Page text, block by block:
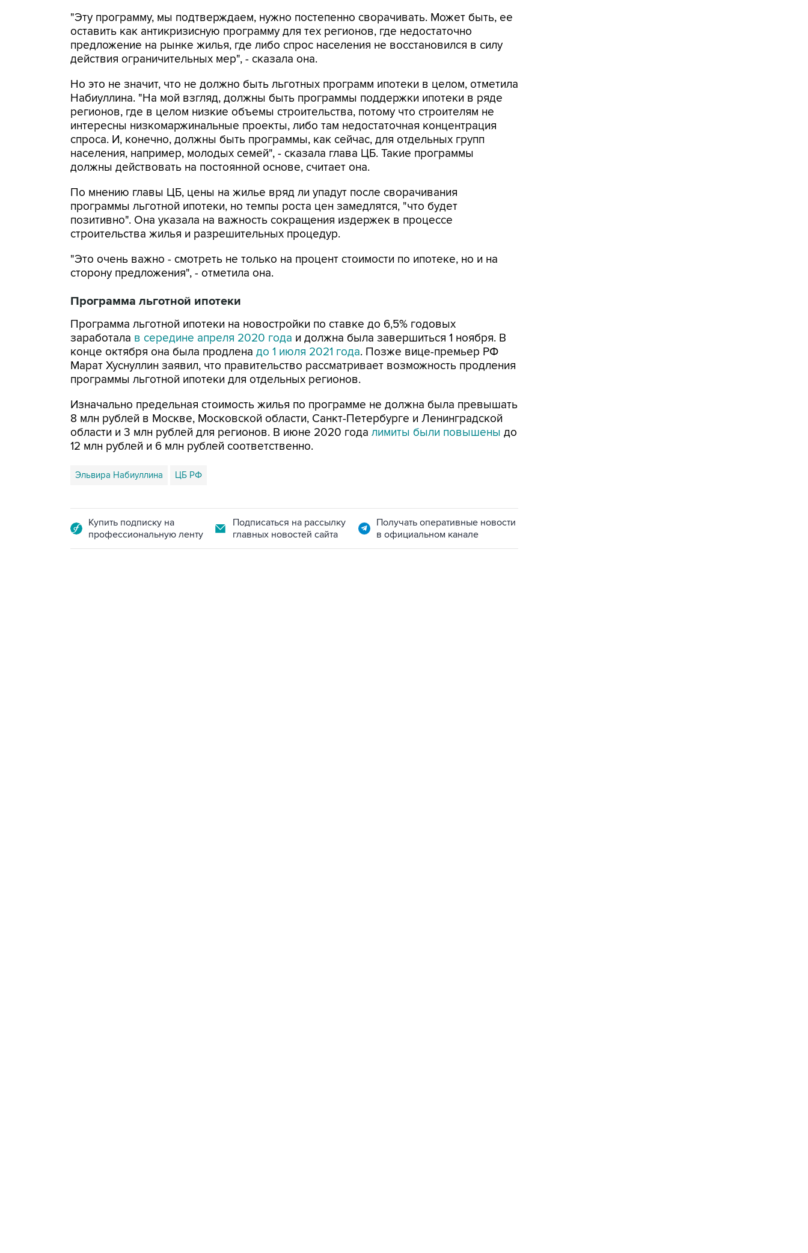
"Эту программу, мы подтверждаем, нужно постепенно сворачивать. Может быть, ее
оставить как антикризисную программу для тех регионов, где недостаточно
предложение на рынке жилья, где либо спрос населения не восстановился в силу
действия ограничительных мер", - сказала она.
Но это не значит, что не должно быть льготных программ ипотеки в целом, отметила
Набиуллина. "На мой взгляд, должны быть программы поддержки ипотеки в ряде
регионов, где в целом низкие объемы строительства, потому что строителям не
интересны низкомаржинальные проекты, либо там недостаточная концентрация
спроса. И, конечно, должны быть программы, как сейчас, для отдельных групп
населения, например, молодых семей", - сказала глава ЦБ. Такие программы
должны действовать на постоянной основе, считает она.
По мнению главы ЦБ, цены на жилье вряд ли упадут после сворачивания
программы льготной ипотеки, но темпы роста цен замедлятся, "что будет
позитивно". Она указала на важность сокращения издержек в процессе
строительства жилья и разрешительных процедур.
"Это очень важно - смотреть не только на процент стоимости по ипотеке, но и на
сторону предложения", - отметила она.
Программа льготной ипотеки
Программа льготной ипотеки на новостройки по ставке до 6,5% годовых
заработала в середине апреля 2020 года и должна была завершиться 1 ноября. В
конце октября она была продлена до 1 июля 2021 года. Позже вице-премьер РФ
Марат Хуснуллин заявил, что правительство рассматривает возможность продления
программы льготной ипотеки для отдельных регионов.
Изначально предельная стоимость жилья по программе не должна была превышать
8 млн рублей в Москве, Московской области, Санкт-Петербурге и Ленинградской
области и 3 млн рублей для регионов. В июне 2020 года лимиты были повышены до
12 млн рублей и 6 млн рублей соответственно.
Эльвира Набиуллина ЦБ РФ
Купить подписку на
профессиональную ленту
Подписаться на рассылку
главных новостей сайта
Получать оперативные новости
в официальном канале